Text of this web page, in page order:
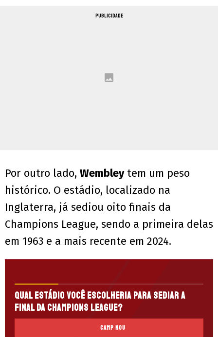
PUBLICIDADE
Por outro lado, Wembleytem um peso
histórico. O estádio, localizado na
Inglaterra, já sediou oito finais da
Champions League, sendo a primeira delas
em 1963 e a mais recente em 2024.
Qual estádio você escolheria para sediar a
final da Champions League?
Camp Nou